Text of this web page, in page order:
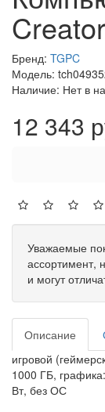
Бренд: TGPC
Модель:
Наличие: Нет в
12 343
Уважаемые
ассортимент,
и могут
Описание
игровой
1000 ГБ,
Вт, без ОС